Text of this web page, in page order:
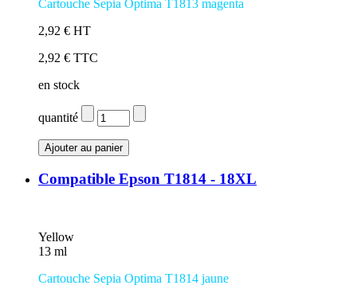
Cartouche Sepia Optima T1813 magenta
2,92 € HT
2,92 € TTC
en stock
quantité
Compatible Epson T1814 - 18XL
Yellow
13 ml
Cartouche Sepia Optima T1814 jaune